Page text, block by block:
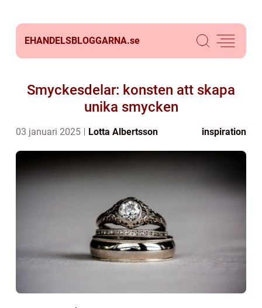
EHANDELSBLOGGARNA.se
Smyckesdelar: konsten att skapa
unika smycken
03 januari 2025 Lotta Albertsson inspiration